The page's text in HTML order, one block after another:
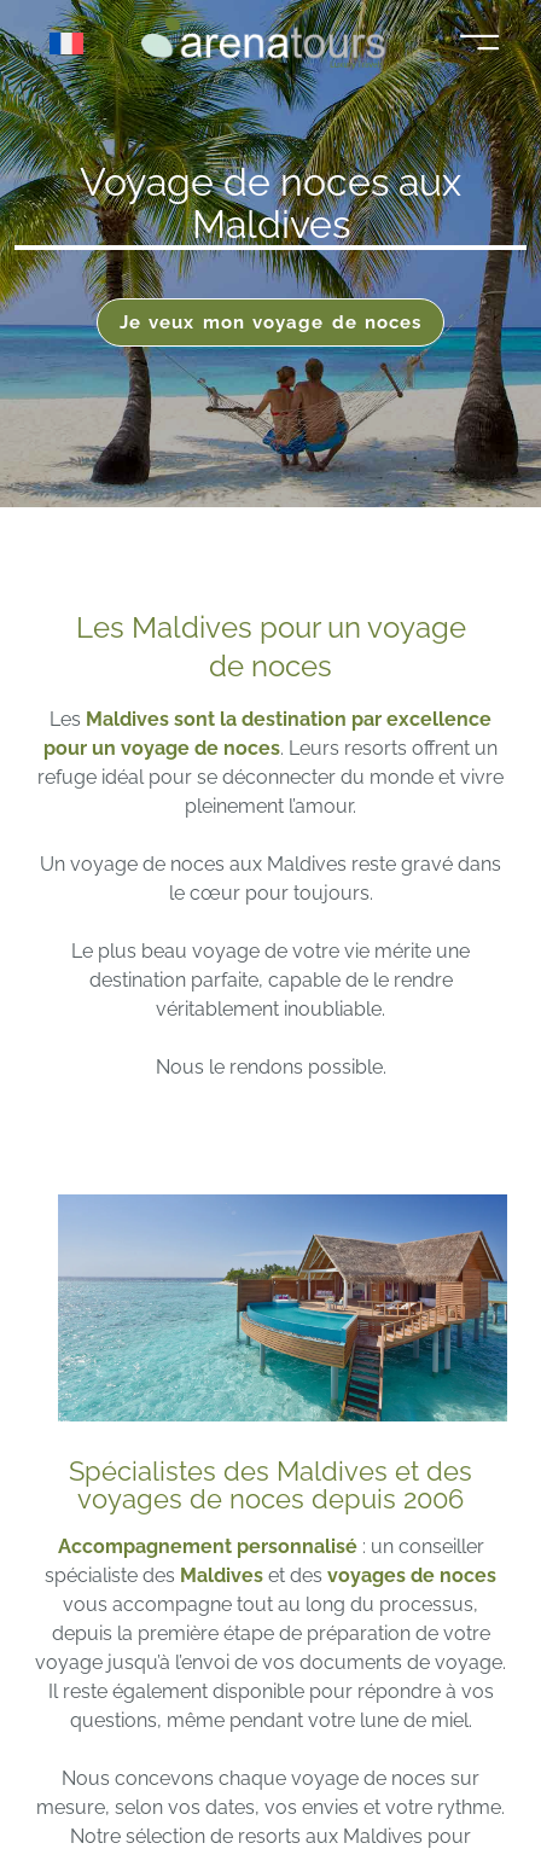
au
contenu
Voyage de noces aux
Maldives
Je veux mon voyage de noces
Les Maldives pour un voyage
de noces
Les Maldives sont la destination par excellence
pour un voyage de noces. Leurs resorts offrent un
refuge idéal pour se déconnecter du monde et vivre
pleinement l’amour.
Un voyage de noces aux Maldives reste gravé dans
le cœur pour toujours.
Le plus beau voyage de votre vie mérite une
destination parfaite, capable de le rendre
véritablement inoubliable.
Nous le rendons possible.
Spécialistes des Maldives et des
voyages de noces depuis 2006
Accompagnement personnalisé: un conseiller
spécialiste des Maldives et des voyages de noces
vous accompagne tout au long du processus,
depuis la première étape de préparation de votre
voyage jusqu’à l’envoi de vos documents de voyage.
Il reste également disponible pour répondre à vos
questions, même pendant votre lune de miel.
Nous concevons chaque voyage de noces sur
mesure, selon vos dates, vos envies et votre rythme.
Notre sélection de resorts aux Maldives pour